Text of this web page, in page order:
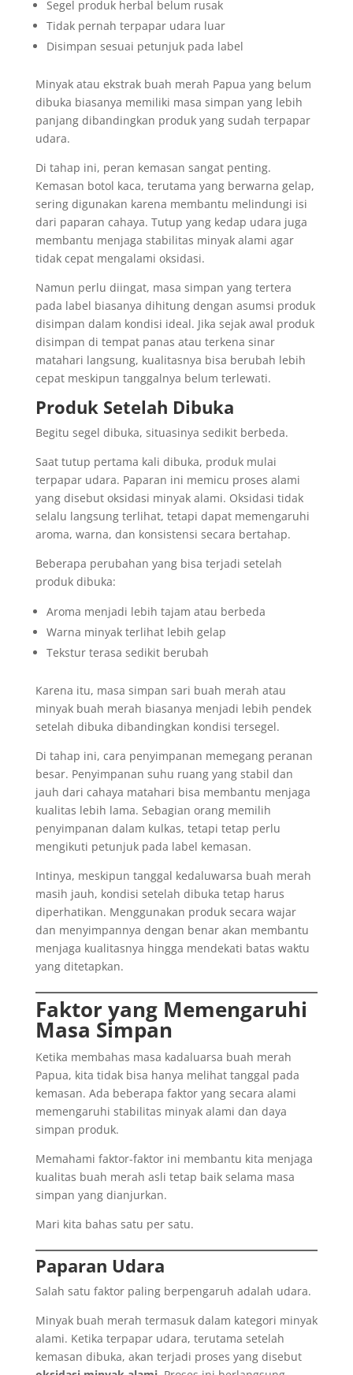
Segel produk herbal belum rusak
Tidak pernah terpapar udara luar
Disimpan sesuai petunjuk pada label
Minyak atau ekstrak buah merah Papua yang belum
dibuka biasanya memiliki masa simpan yang lebih
panjang dibandingkan produk yang sudah terpapar
udara.
Di tahap ini, peran kemasan sangat penting.
Kemasan botol kaca, terutama yang berwarna gelap,
sering digunakan karena membantu melindungi isi
dari paparan cahaya. Tutup yang kedap udara juga
membantu menjaga stabilitas minyak alami agar
tidak cepat mengalami oksidasi.
Namun perlu diingat, masa simpan yang tertera
pada label biasanya dihitung dengan asumsi produk
disimpan dalam kondisi ideal. Jika sejak awal produk
disimpan di tempat panas atau terkena sinar
matahari langsung, kualitasnya bisa berubah lebih
cepat meskipun tanggalnya belum terlewati.
Produk Setelah Dibuka
Begitu segel dibuka, situasinya sedikit berbeda.
Saat tutup pertama kali dibuka, produk mulai
terpapar udara. Paparan ini memicu proses alami
yang disebut oksidasi minyak alami. Oksidasi tidak
selalu langsung terlihat, tetapi dapat memengaruhi
aroma, warna, dan konsistensi secara bertahap.
Beberapa perubahan yang bisa terjadi setelah
produk dibuka:
Aroma menjadi lebih tajam atau berbeda
Warna minyak terlihat lebih gelap
Tekstur terasa sedikit berubah
Karena itu, masa simpan sari buah merah atau
minyak buah merah biasanya menjadi lebih pendek
setelah dibuka dibandingkan kondisi tersegel.
Di tahap ini, cara penyimpanan memegang peranan
besar. Penyimpanan suhu ruang yang stabil dan
jauh dari cahaya matahari bisa membantu menjaga
kualitas lebih lama. Sebagian orang memilih
penyimpanan dalam kulkas, tetapi tetap perlu
mengikuti petunjuk pada label kemasan.
Intinya, meskipun tanggal kedaluwarsa buah merah
masih jauh, kondisi setelah dibuka tetap harus
diperhatikan. Menggunakan produk secara wajar
dan menyimpannya dengan benar akan membantu
menjaga kualitasnya hingga mendekati batas waktu
yang ditetapkan.
Faktor yang Memengaruhi
Masa Simpan
Ketika membahas masa kadaluarsa buah merah
Papua, kita tidak bisa hanya melihat tanggal pada
kemasan. Ada beberapa faktor yang secara alami
memengaruhi stabilitas minyak alami dan daya
simpan produk.
Memahami faktor-faktor ini membantu kita menjaga
kualitas buah merah asli tetap baik selama masa
simpan yang dianjurkan.
Mari kita bahas satu per satu.
Paparan Udara
Salah satu faktor paling berpengaruh adalah udara.
Minyak buah merah termasuk dalam kategori minyak
alami. Ketika terpapar udara, terutama setelah
kemasan dibuka, akan terjadi proses yang disebut